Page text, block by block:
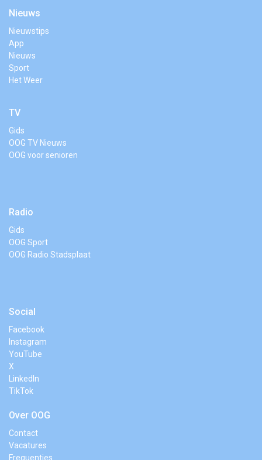
Nieuws
Nieuwstips
App
Nieuws
Sport
Het Weer
TV
Gids
OOG TV Nieuws
OOG voor senioren
Radio
Gids
OOG Sport
OOG Radio Stadsplaat
Social
Facebook
Instagram
YouTube
X
LinkedIn
TikTok
Over OOG
Contact
Vacatures
Frequenties